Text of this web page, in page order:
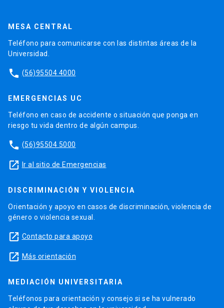
MESA CENTRAL
Teléfono para comunicarse con las distintas áreas de la
Universidad.
phone (56)95504 4000
EMERGENCIAS UC
Teléfono en caso de accidente o situación que ponga en
riesgo tu vida dentro de algún campus.
phone (56)95504 5000
launch Ir al sitio de Emergencias
DISCRIMINACIÓN Y VIOLENCIA
Orientación y apoyo en casos de discriminación, violencia de
género o violencia sexual.
launch Contacto para apoyo
launch Más orientación
MEDIACIÓN UNIVERSITARIA
Teléfonos para orientación y consejo si se ha vulnerado